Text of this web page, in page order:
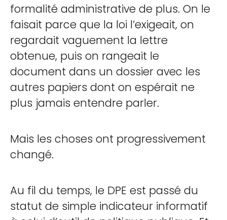
formalité administrative de plus. On le
faisait parce que la loi l’exigeait, on
regardait vaguement la lettre
obtenue, puis on rangeait le
document dans un dossier avec les
autres papiers dont on espérait ne
plus jamais entendre parler.
Mais les choses ont progressivement
changé.
Au fil du temps, le DPE est passé du
statut de simple indicateur informatif